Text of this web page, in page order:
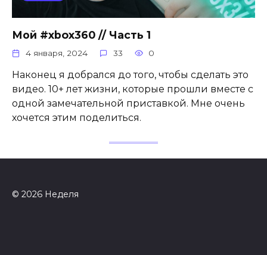
Мой #xbox360 // Часть 1
4 января, 2024 33 0
Наконец я добрался до того, чтобы сделать это
видео. 10+ лет жизни, которые прошли вместе с
одной замечательной приставкой. Мне очень
хочется этим поделиться.
© 2026 Неделя